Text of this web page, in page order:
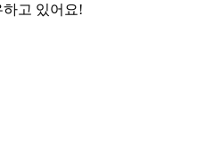
하고 있어요!